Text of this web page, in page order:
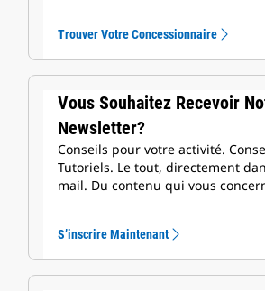
Trouver Votre Concessionnaire
Vous Souhaitez Recevoir
Newsletter?
Conseils pour votre activité.
Tutoriels. Le tout, directement
mail. Du contenu qui vous
S’inscrire Maintenant